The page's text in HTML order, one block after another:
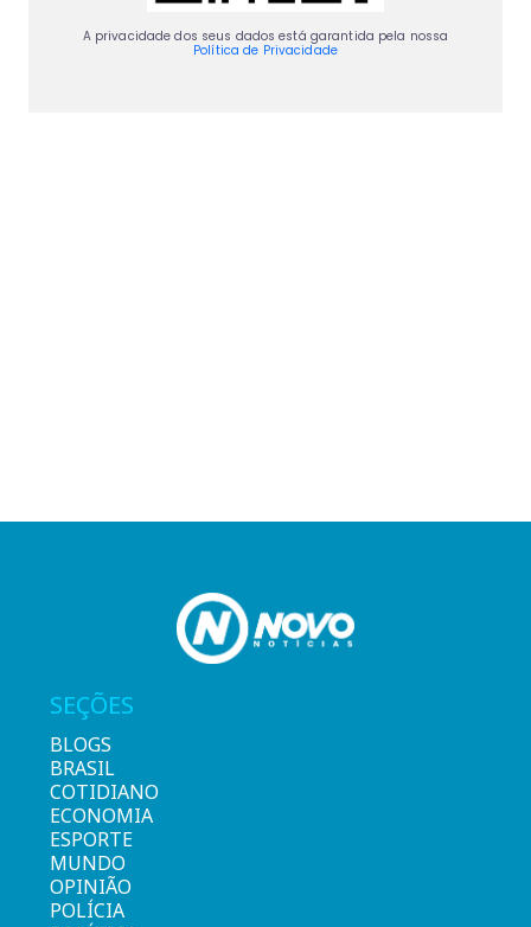
A privacidade dos seus dados está garantida pela nossa
Política de Privacidade
SEÇÕES
BLOGS
BRASIL
COTIDIANO
ECONOMIA
ESPORTE
MUNDO
OPINIÃO
POLÍCIA